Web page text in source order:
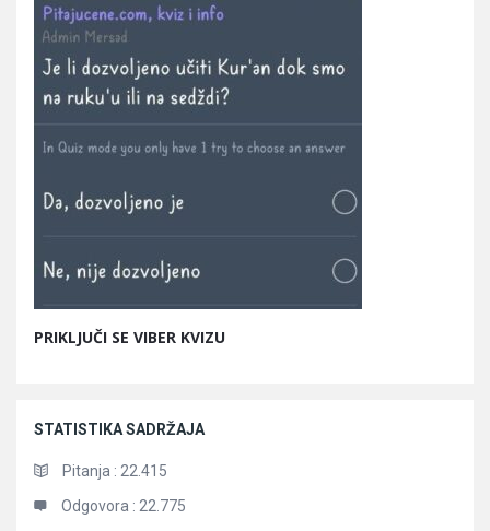
PRIKLJUČI SE VIBER KVIZU
STATISTIKA SADRŽAJA
Pitanja : 22.415
Odgovora : 22.775